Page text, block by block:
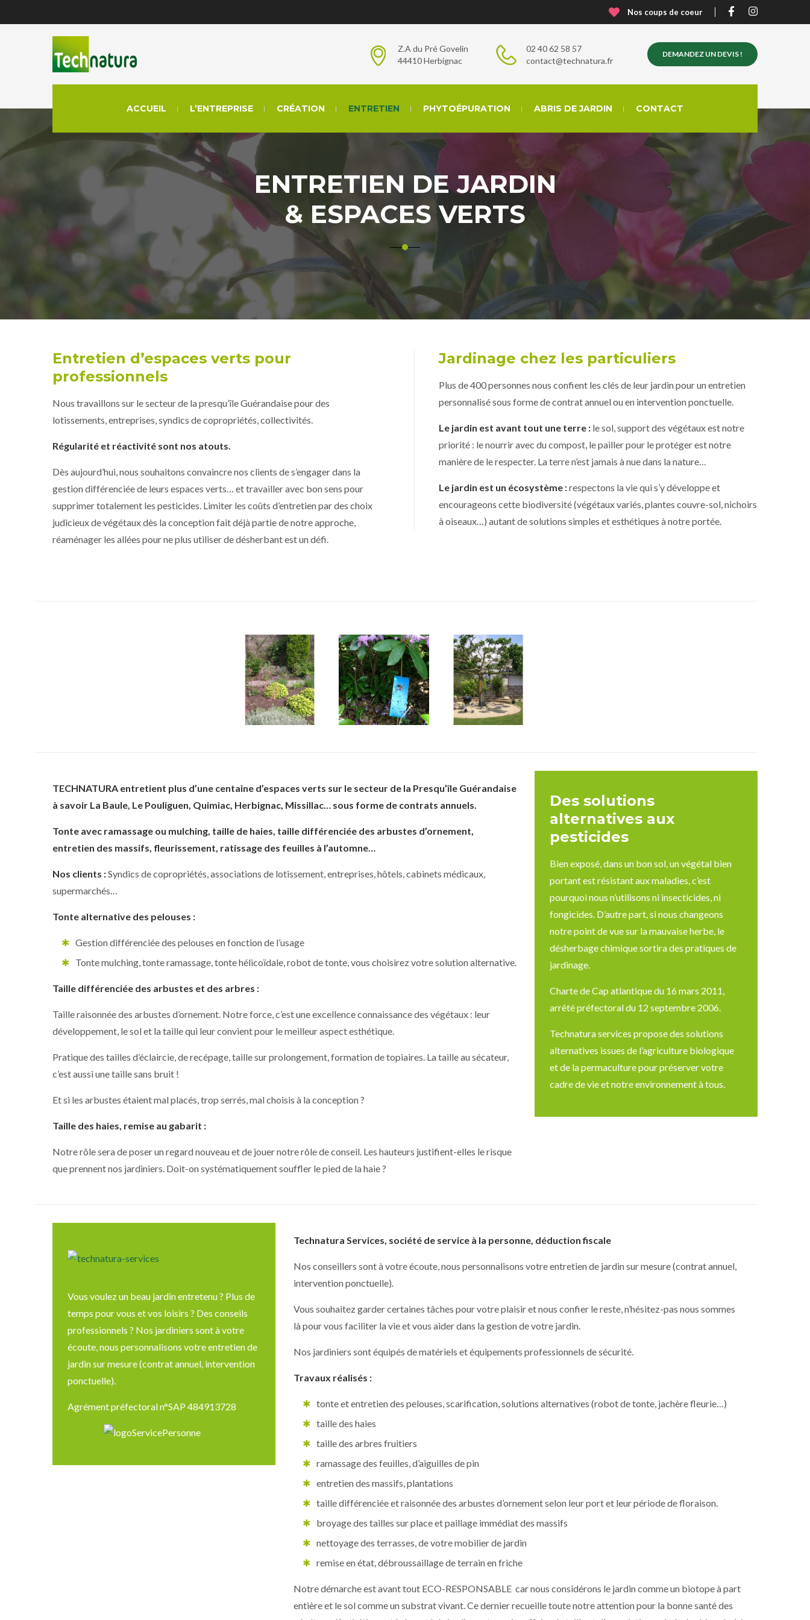
Nos coups de coeur
ACCUEIL L’ENTREPRISE CRÉATION ENTRETIEN PHYTOÉPURATION ABRIS DE JARDIN CONTACT
02 40 62 58 57
contact@technatura.fr
Z.A du Pré Govelin
44410 Herbignac
DEMANDEZ UN DEVIS !
ENTRETIEN DE JARDIN
& ESPACES VERTS
Entretien d’espaces verts pour
professionnels
Nous travaillons sur le secteur de la presqu’île Guérandaise pour des
lotissements, entreprises, syndics de copropriétés, collectivités.
Régularité et réactivité sont nos atouts.
Dès aujourd’hui, nous souhaitons convaincre nos clients de s’engager dans la
gestion différenciée de leurs espaces verts… et travailler avec bon sens pour
supprimer totalement les pesticides. Limiter les coûts d’entretien par des choix
judicieux de végétaux dès la conception fait déjà partie de notre approche,
réaménager les allées pour ne plus utiliser de désherbant est un défi.
Jardinage chez les particuliers
Plus de 400 personnes nous confient les clés de leur jardin pour un entretien
personnalisé sous forme de contrat annuel ou en intervention ponctuelle.
Le jardin est avant tout une terre : le sol, support des végétaux est notre
priorité : le nourrir avec du compost, le pailler pour le protéger est notre
manière de le respecter. La terre n’est jamais à nue dans la nature…
Le jardin est un écosystème :respectons la vie qui s’y développe et
encourageons cette biodiversité (végétaux variés, plantes couvre-sol, nichoirs
à oiseaux…) autant de solutions simples et esthétiques à notre portée.
TECHNATURA entretient plus d’une centaine d’espaces verts sur le secteur de la Presqu’île Guérandaise
à savoir La Baule, Le Pouliguen, Quimiac, Herbignac, Missillac… sous forme de contrats annuels.
Tonte avec ramassage ou mulching, taille de haies, taille différenciée des arbustes d’ornement,
entretien des massifs, fleurissement, ratissage des feuilles à l’automne…
Nos clients :Syndics de copropriétés, associations de lotissement, entreprises, hôtels, cabinets médicaux,
supermarchés…
Tonte alternative des pelouses :
Gestion différenciée des pelouses en fonction de l’usage
Tonte mulching, tonte ramassage, tonte hélicoïdale, robot de tonte, vous choisirez votre solution alternative.
Taille différenciée des arbustes et des arbres :
Taille raisonnée des arbustes d’ornement. Notre force, c’est une excellence connaissance des végétaux : leur
développement, le sol et la taille qui leur convient pour le meilleur aspect esthétique.
Pratique des tailles d’éclaircie, de recépage, taille sur prolongement, formation de topiaires. La taille au sécateur,
c’est aussi une taille sans bruit !
Et si les arbustes étaient mal placés, trop serrés, mal choisis à la conception ?
Taille des haies, remise au gabarit :
Notre rôle sera de poser un regard nouveau et de jouer notre rôle de conseil. Les hauteurs justifient-elles le risque
que prennent nos jardiniers. Doit-on systématiquement souffler le pied de la haie ?
Des solutions
alternatives aux
pesticides
Bien exposé, dans un bon sol, un végétal bien
portant est résistant aux maladies, c’est
pourquoi nous n’utilisons ni insecticides, ni
fongicides. D’autre part, si nous changeons
notre point de vue sur la mauvaise herbe, le
désherbage chimique sortira des pratiques de
jardinage.
Charte de Cap atlantique du 16 mars 2011,
arrêté préfectoral du 12 septembre 2006.
Technatura services propose des solutions
alternatives issues de l’agriculture biologique
et de la permaculture pour préserver votre
cadre de vie et notre environnement à tous.
Vous voulez un beau jardin entretenu ? Plus de
temps pour vous et vos loisirs ? Des conseils
professionnels ? Nos jardiniers sont à votre
écoute, nous personnalisons votre entretien de
jardin sur mesure (contrat annuel, intervention
ponctuelle).
Agrément préfectoral n°SAP 484913728
Technatura Services, société de service à la personne, déduction fiscale
Nos conseillers sont à votre écoute, nous personnalisons votre entretien de jardin sur mesure (contrat annuel,
intervention ponctuelle).
Vous souhaitez garder certaines tâches pour votre plaisir et nous confier le reste, n’hésitez-pas nous sommes
là pour vous faciliter la vie et vous aider dans la gestion de votre jardin.
Nos jardiniers sont équipés de matériels et équipements professionnels de sécurité.
Travaux réalisés :
tonte et entretien des pelouses, scarification, solutions alternatives (robot de tonte, jachère fleurie…)
taille des haies
taille des arbres fruitiers
ramassage des feuilles, d’aiguilles de pin
entretien des massifs, plantations
taille différenciée et raisonnée des arbustes d’ornement selon leur port et leur période de floraison.
broyage des tailles sur place et paillage immédiat des massifs
nettoyage des terrasses, de votre mobilier de jardin
remise en état, débroussaillage de terrain en friche
Notre démarche est avant tout ECO-RESPONSABLE car nous considérons le jardin comme un biotope à part
entière et le sol comme un substrat vivant. Ce dernier recueille toute notre attention pour la bonne santé des